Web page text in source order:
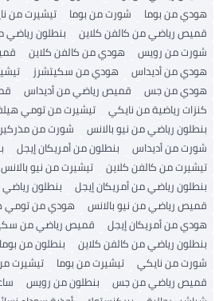
هودي من بوما
شورت من بوما
تيشيرت من
قميص رياضي من كالفن كلاين
بنطلون رياضي
شورت من رويس
هودي من كالفن كلاين
هودي من أديداس
هودي من سكيتشرز
هودي من جس
قميص رياضي من أديداس
كنزات رياضية من نايكي
تيشيرت من تومي
بنطلون رياضي من نيو بالانس
شورت من مذركير
شورت من أديداس
بنطلون من أمريكان إيجل
تيشيرت من كالفن كلاين
تيشيرت من نيو بالانس
بنطلون رياضي من أمريكان إيجل
بنطلون
قميص رياضي من نيو بالانس
هودي من تومي
هودي من أمريكان إيجل
قميص رياضي من
بنطلون رياضي من كالفن كلاين
بنطلون من بوما
شورت من نايكي
تيشيرت من بوما
تيشيرت
قميص رياضي من جس
بنطلون من رويس